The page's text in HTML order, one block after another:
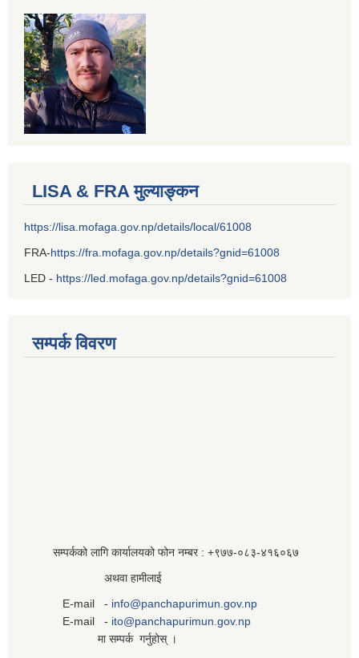
LISA & FRA मुल्याङ्कन
https://lisa.mofaga.gov.np/details/local/61008
FRA-https://fra.mofaga.gov.np/details?gnid=61008
LED - https://led.mofaga.gov.np/details?gnid=61008
सम्पर्क विवरण
सम्पर्कको लागि कार्यालयको फोन नम्बर : +९७७-०८३‍-४१६०६७
अथवा हामीलाई
E-mail - info@panchapurimun.gov.np
E-mail - ito@panchapurimun.gov.np
मा सम्पर्क गर्नुहोस् ।